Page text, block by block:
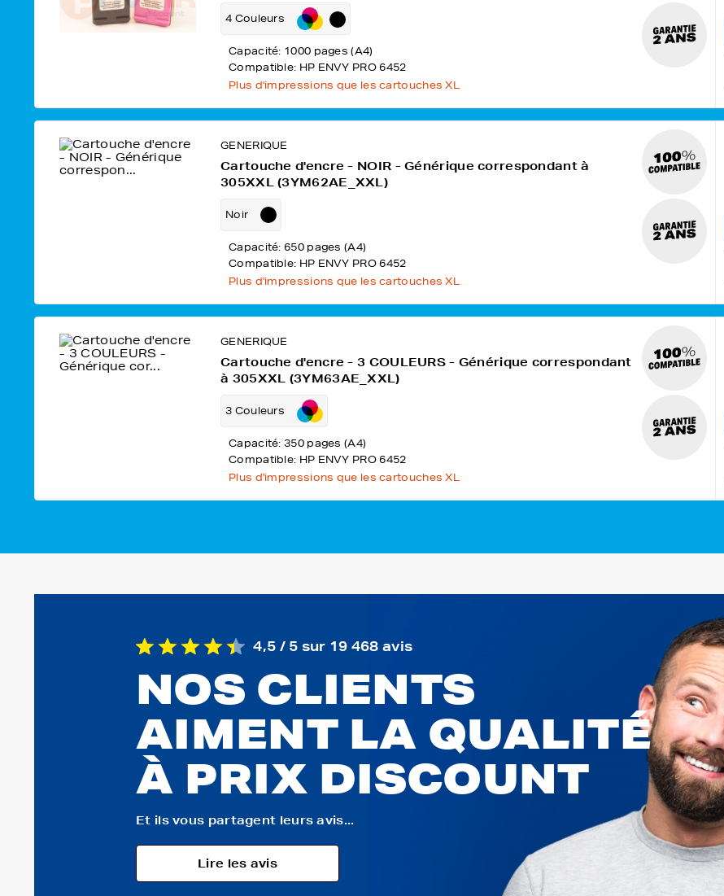
4 Couleurs
Capacité: 1000 pages (A4)
Compatible: HP ENVY PRO 6452
Plus d'impressions que les cartouches XL
GENERIQUE
Cartouche d'encre - NOIR - Générique correspondant à
305XXL (3YM62AE_XXL)
Noir
Capacité: 650 pages (A4)
Compatible: HP ENVY PRO 6452
Plus d'impressions que les cartouches XL
GENERIQUE
Cartouche d'encre - 3 COULEURS - Générique correspondant
à 305XXL (3YM63AE_XXL)
3 Couleurs
Capacité: 350 pages (A4)
Compatible: HP ENVY PRO 6452
Plus d'impressions que les cartouches XL
4,5 / 5 sur 19 468 avis
NOS CLIENTS
AIMENT LA QUALITÉ
À PRIX DISCOUNT
Et ils vous partagent leurs avis...
Lire les avis